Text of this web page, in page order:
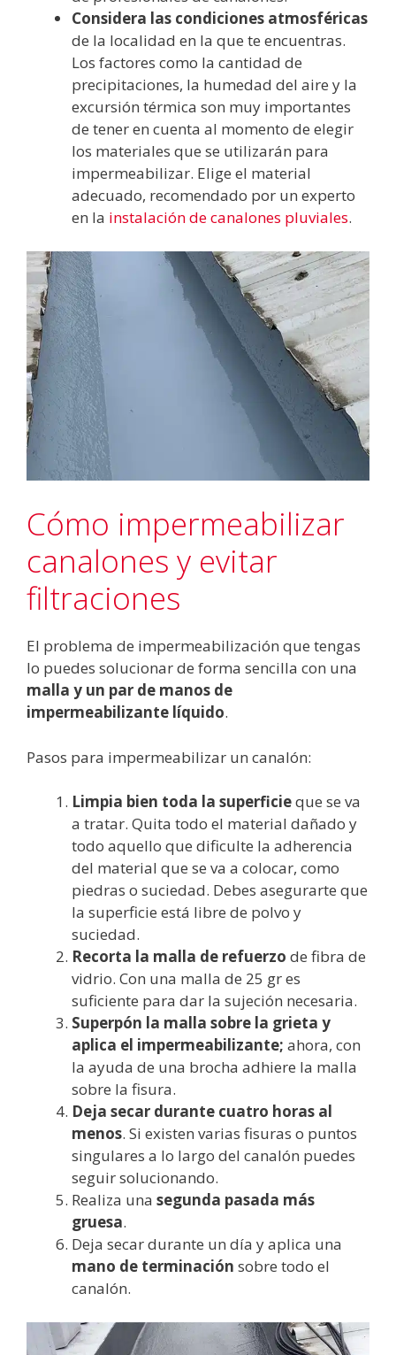
Considera las condiciones atmosféricas
de la localidad en la que te encuentras.
Los factores como la cantidad de
precipitaciones, la humedad del aire y la
excursión térmica son muy importantes
de tener en cuenta al momento de elegir
los materiales que se utilizarán para
impermeabilizar. Elige el material
adecuado, recomendado por un experto
en la instalación de canalones pluviales.
Cómo impermeabilizar
canalones y evitar
filtraciones
El problema de impermeabilización que tengas
lo puedes solucionar de forma sencilla con una
malla y un par de manos de
impermeabilizante líquido.
Pasos para impermeabilizar un canalón:
Limpia bien toda la superficieque se va
a tratar. Quita todo el material dañado y
todo aquello que dificulte la adherencia
del material que se va a colocar, como
piedras o suciedad. Debes asegurarte que
la superficie está libre de polvo y
suciedad.
Recorta la malla de refuerzo de fibra de
vidrio. Con una malla de 25 gr es
suficiente para dar la sujeción necesaria.
Superpón la malla sobre la grieta y
aplica el impermeabilizante; ahora, con
la ayuda de una brocha adhiere la malla
sobre la fisura.
Deja secar durante cuatro horas al
menos. Si existen varias fisuras o puntos
singulares a lo largo del canalón puedes
seguir solucionando.
Realiza una segunda pasada más
gruesa.
Deja secar durante un día y aplica una
mano de terminación sobre todo el
canalón.